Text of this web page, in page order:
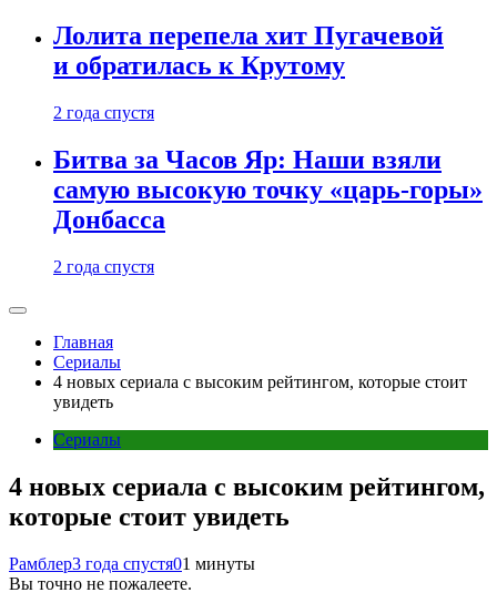
Лолита перепела хит Пугачевой
и обратилась к Крутому
2 года спустя
Битва за Часов Яр: Наши взяли
самую высокую точку «царь-горы»
Донбасса
2 года спустя
Главная
Сериалы
4 новых сериала с высоким рейтингом, которые стоит
увидеть
Сериалы
4 новых сериала с высоким рейтингом,
которые стоит увидеть
Рамблер3 года спустя01 минуты
Вы точно не пожалеете.